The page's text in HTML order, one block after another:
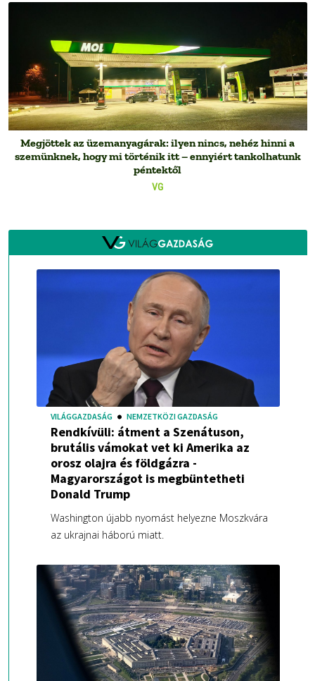
VG
Megjöttek az üzemanyagárak: ilyen nincs, nehéz hinni a
szemünknek, hogy mi történik itt – ennyiért tankolhatunk
péntektől
VILÁGGAZDASÁG NEMZETKÖZI GAZDASÁG
Rendkívüli: átment a Szenátuson,
brutális vámokat vet ki Amerika az
orosz olajra és földgázra -
Magyarországot is megbüntetheti
Donald Trump
Washington újabb nyomást helyezne Moszkvára
az ukrajnai háború miatt.